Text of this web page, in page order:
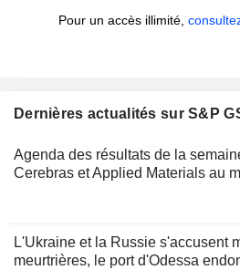
Pour un accès illimité,
Dernières actualités sur S&P
Agenda des résultats de la
Cerebras et Applied Materials au
L'Ukraine et la Russie s'accusent
meurtrières, le port d'Odessa